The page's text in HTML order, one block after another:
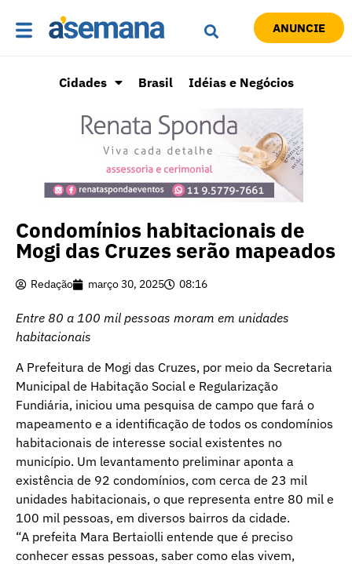
ANUNCIE
Cidades Brasil Idéias e Negócios
Condomínios habitacionais de
Mogi das Cruzes serão mapeados
Redação março 30, 2025 08:16
Entre 80 a 100 mil pessoas moram em unidades
habitacionais
A Prefeitura de Mogi das Cruzes, por meio da Secretaria
Municipal de Habitação Social e Regularização
Fundiária, iniciou uma pesquisa de campo que fará o
mapeamento e a identificação de todos os condomínios
habitacionais de interesse social existentes no
município. Um levantamento preliminar aponta a
existência de 92 condomínios, com cerca de 23 mil
unidades habitacionais, o que representa entre 80 mil e
100 mil pessoas, em diversos bairros da cidade.
“A prefeita Mara Bertaiolli entende que é preciso
conhecer essas pessoas, saber como elas vivem,